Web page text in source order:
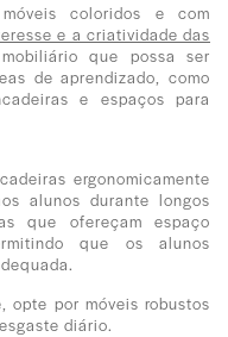
coloridos e com
e a criatividade das
que possa ser
de aprendizado, como
e espaços para
ergonomicamente
alunos durante longos
que ofereçam espaço
que os alunos
opte por móveis robustos
diário.